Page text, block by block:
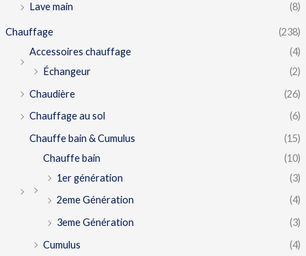
Lave main
(8)
Chauffage
(238)
Accessoires chauffage
(4)
Échangeur
(2)
Chaudière
(26)
Chauffage au sol
(6)
Chauffe bain & Cumulus
(15)
Chauffe bain
(10)
1er génération
(3)
2eme Génération
(4)
3eme Génération
(3)
Cumulus
(4)